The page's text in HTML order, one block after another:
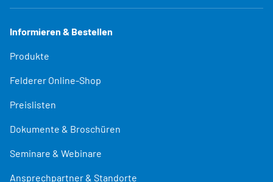
Informieren & Bestellen
Produkte
Felderer Online-Shop
Preislisten
Dokumente & Broschüren
Seminare & Webinare
Ansprechpartner & Standorte